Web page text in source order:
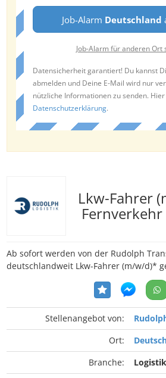
Job-Alarm Deutschland
Job-Alarm für anderen Ort
Datensicherheit garantiert! Du kannst
abmelden und Deine E-Mail wird nur
nützliche Informationen zu senden.
Datenschutzerklärung.
Lkw-Fahrer
Ab sofort werden von der Rudolph
deutschlandweit Lkw-Fahrer (m/w/d)*
Stellenangebot von:
Ort:
Branche:
Logistik